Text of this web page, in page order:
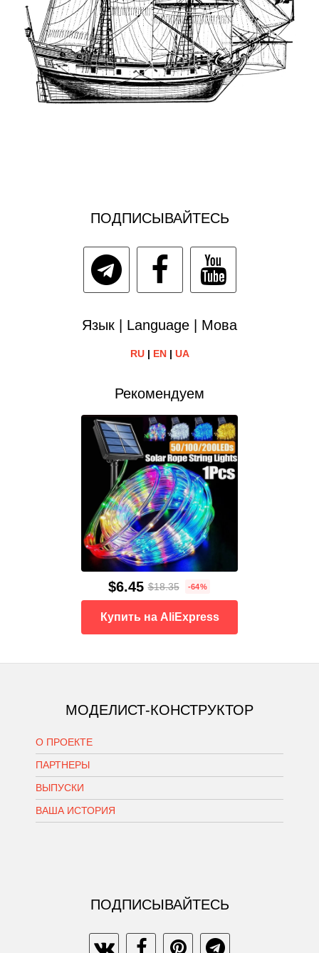
ПОДПИСЫВАЙТЕСЬ
Язык | Language | Мова
RU| EN| UA
Рекомендуем
$6.45 $18.35 -64%
Купить на AliExpress
МОДЕЛИСТ-КОНСТРУКТОР
О ПРОЕКТЕ
ПАРТНЕРЫ
ВЫПУСКИ
ВАША ИСТОРИЯ
ПОДПИСЫВАЙТЕСЬ